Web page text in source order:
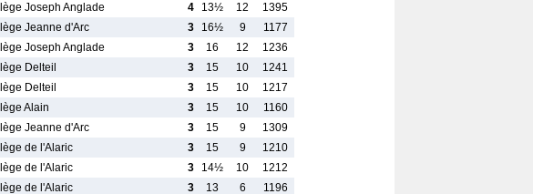
Joseph Anglade 4 13½ 12
1395
Jeanne d'Arc 3 16½ 9
1177
Joseph Anglade 3 16 12
1236
Delteil 3 15 10
1241
Delteil 3 15 10
1217
Alain 3 15 10
1160
Jeanne d'Arc 3 15 9
1309
de l'Alaric 3 15 9
1210
de l'Alaric 3 14½ 10
1212
de l'Alaric 3 13 6
1196